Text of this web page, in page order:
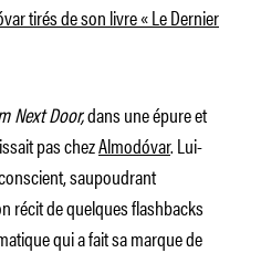
tirés de son livre « Le Dernier
Next Door,dans une épure et
pas chezAlmodóvar. Lui-
saupoudrant
récit de quelques flashbacks
qui a fait sa marque de